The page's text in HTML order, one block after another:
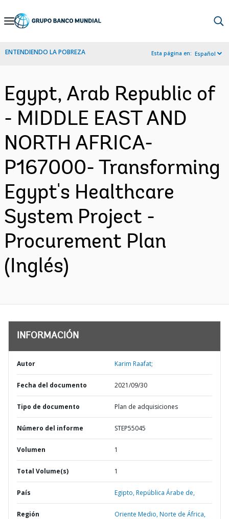
Skip
Navigation
ENTENDIENDO LA POBREZA Esta página en: Español
Egypt, Arab Republic of
- MIDDLE EAST AND
NORTH AFRICA-
P167000- Transforming
Egypt's Healthcare
System Project -
Procurement Plan
(Inglés)
INFORMACIÓN
Autor Karim Raafat;
Fecha del documento 2021/09/30
Tipo de documento Plan de adquisiciones
Número del informe STEP55045
Volumen 1
Total Volume(s) 1
País Egipto,República Árabe de,
Región
Oriente Medio, Norte de África,